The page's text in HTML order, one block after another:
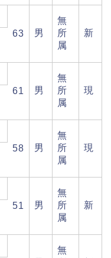
63
男
無
所
属
新
61
男
無
所
属
現
58
男
無
所
属
現
51
男
無
所
属
新
無